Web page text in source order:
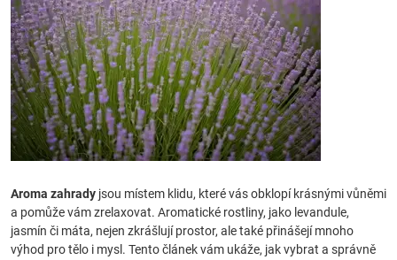
Aroma zahrady jsou místem klidu, které vás obklopí krásnými vůněmi
a pomůže vám zrelaxovat. Aromatické rostliny, jako levandule,
jasmín či máta, nejen zkrášlují prostor, ale také přinášejí mnoho
výhod pro tělo i mysl. Tento článek vám ukáže, jak vybrat a správně